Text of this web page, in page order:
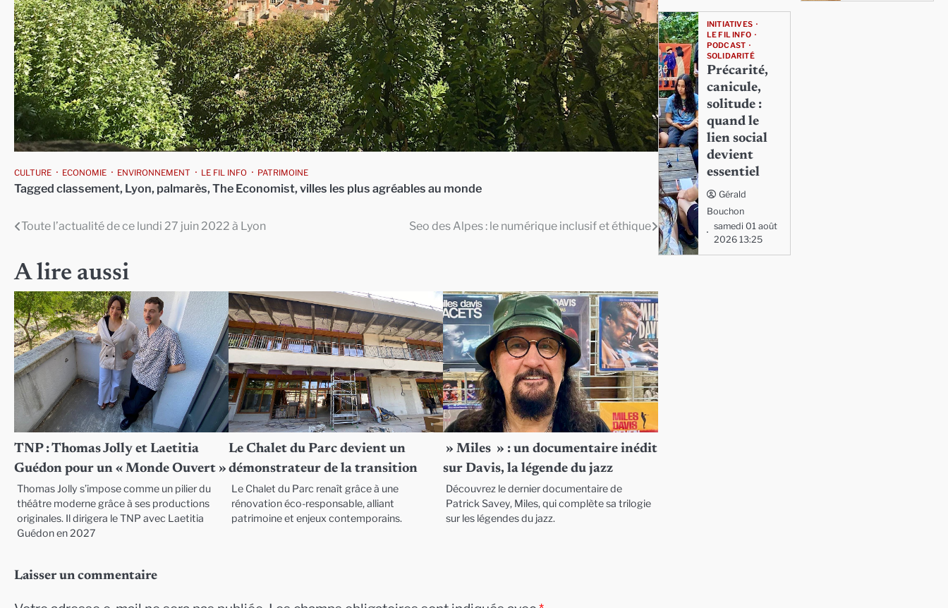
CULTURE ECONOMIE ENVIRONNEMENT LE FIL INFO PATRIMOINE
Tagged classement, Lyon, palmarès, The Economist, villes les plus agréables au monde
Navigation
l’article
Toute l’actualité de ce lundi 27 juin 2022 à Lyon Seo des Alpes : le numérique inclusif et éthique
A lire aussi
TNP : Thomas Jolly et Laetitia
Guédon pour un « Monde Ouvert »
Thomas Jolly s’impose comme un pilier du
théâtre moderne grâce à ses productions
originales. Il dirigera le TNP avec Laetitia
Guédon en 2027
Le Chalet du Parc devient un
démonstrateur de la transition
Le Chalet du Parc renaît grâce à une
rénovation éco-responsable, alliant
patrimoine et enjeux contemporains.
» Miles » : un documentaire inédit
sur Davis, la légende du jazz
Découvrez le dernier documentaire de
Patrick Savey, Miles, qui complète sa trilogie
sur les légendes du jazz.
Laisser un commentaire
INITIATIVES
LE FIL INFO
PODCAST
SOLIDARITÉ
Précarité,
canicule,
solitude :
quand le
lien social
devient
essentiel
Gérald
Bouchon
samedi 01 août
2026 13:25